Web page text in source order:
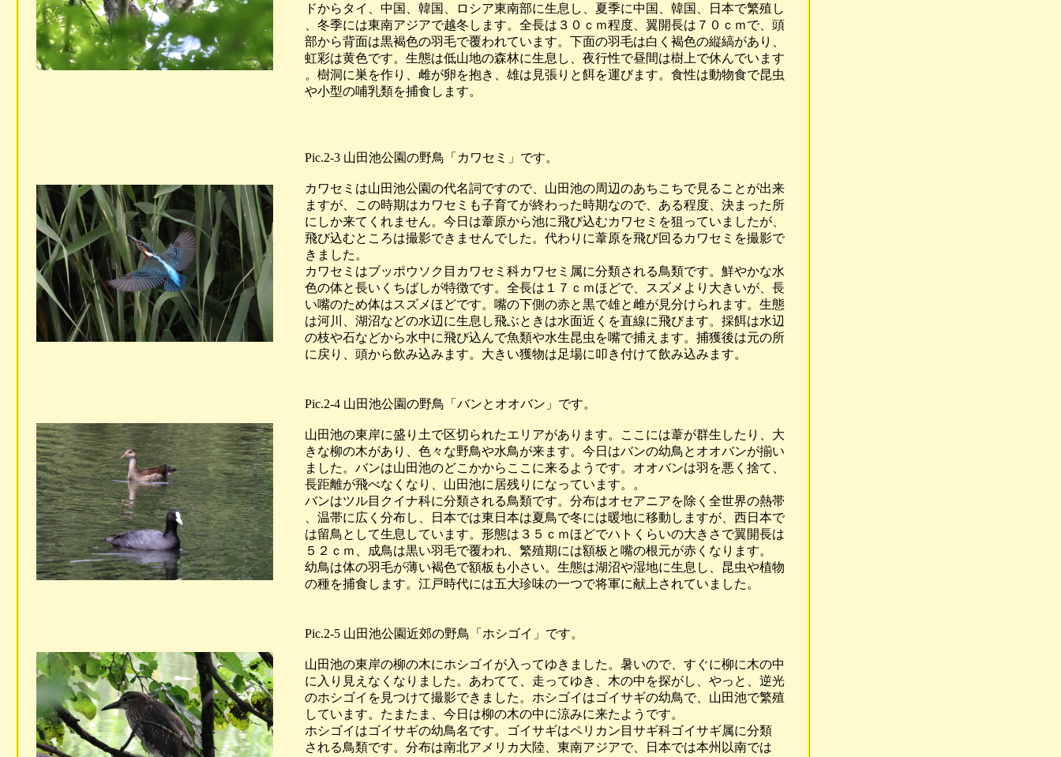
ドからタイ、中国、韓国、ロシア東南部に生息し、夏季に中国、韓国、日本で繁殖し
、冬季には東南アジアで越冬します。全長は３０ｃｍ程度、翼開長は７０ｃｍで、頭
部から背面は黒褐色の羽毛で覆われています。下面の羽毛は白く褐色の縦縞があり、
虹彩は黄色です。生態は低山地の森林に生息し、夜行性で昼間は樹上で休んでいます
。樹洞に巣を作り、雌が卵を抱き、雄は見張りと餌を運びます。食性は動物食で昆虫
や小型の哺乳類を捕食します。
Pic.2-3 山田池公園の野鳥「カワセミ」です。
カワセミは山田池公園の代名詞ですので、山田池の周辺のあちこちで見ることが出来
ますが、この時期はカワセミも子育てが終わった時期なので、ある程度、決まった所
にしか来てくれません。今日は葦原から池に飛び込むカワセミを狙っていましたが、
飛び込むところは撮影できませんでした。代わりに葦原を飛び回るカワセミを撮影で
きました。
カワセミはブッポウソク目カワセミ科カワセミ属に分類される鳥類です。鮮やかな水
色の体と長いくちばしが特徴です。全長は１７ｃｍほどで、スズメより大きいが、長
い嘴のため体はスズメほどです。嘴の下側の赤と黒で雄と雌が見分けられます。生態
は河川、湖沼などの水辺に生息し飛ぶときは水面近くを直線に飛びます。採餌は水辺
の枝や石などから水中に飛び込んで魚類や水生昆虫を嘴で捕えます。捕獲後は元の所
に戻り、頭から飲み込みます。大きい獲物は足場に叩き付けて飲み込みます。
Pic.2-4 山田池公園の野鳥「バンとオオバン」です。
山田池の東岸に盛り土で区切られたエリアがあります。ここには葦が群生したり、大
きな柳の木があり、色々な野鳥や水鳥が来ます。今日はバンの幼鳥とオオバンが揃い
ました。バンは山田池のどこかからここに来るようです。オオバンは羽を悪く捨て、
長距離が飛べなくなり、山田池に居残りになっています。。
バンはツル目クイナ科に分類される鳥類です。分布はオセアニアを除く全世界の熱帯
、温帯に広く分布し、日本では東日本は夏鳥で冬には暖地に移動しますが、西日本で
は留鳥として生息しています。形態は３５ｃｍほどでハトくらいの大きさで翼開長は
５２ｃｍ、成鳥は黒い羽毛で覆われ、繁殖期には額板と嘴の根元が赤くなります。
幼鳥は体の羽毛が薄い褐色で額板も小さい。生態は湖沼や湿地に生息し、昆虫や植物
の種を捕食します。江戸時代には五大珍味の一つで将軍に献上されていました。
Pic.2-5 山田池公園近郊の野鳥「ホシゴイ」です。
山田池の東岸の柳の木にホシゴイが入ってゆきました。暑いので、すぐに柳に木の中
に入り見えなくなりました。あわてて、走ってゆき、木の中を探がし、やっと、逆光
のホシゴイを見つけて撮影できました。ホシゴイはゴイサギの幼鳥で、山田池で繁殖
しています。たまたま、今日は柳の木の中に涼みに来たようです。
ホシゴイはゴイサギの幼鳥名です。ゴイサギはペリカン目サギ科ゴイサギ属に分類
される鳥類です。分布は南北アメリカ大陸、東南アジアで、日本では本州以南では